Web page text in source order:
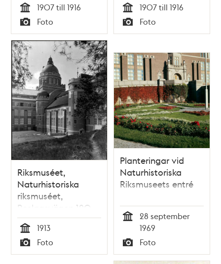
Tid
1907 till 1916
Typ
Foto Tid
1907 till 1916
Typ
Foto
Riksmuséet,
Naturhistoriska
riksmuséet,
Roslagsvägen 120
Tid
1913
Typ
Foto
Planteringar vid
Naturhistoriska
Riksmuseets entré
28 september
1969
Typ
Foto